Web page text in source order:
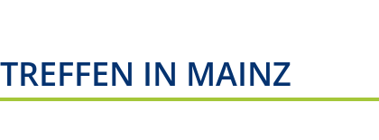
IN MAINZ